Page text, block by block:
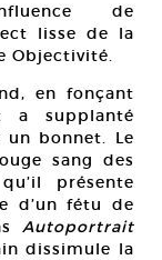
de
lisse de la
Objectivité.
en fonçant
a supplanté
un bonnet. Le
sang des
présente
d’un fétu de
Autoportrait
dissimule la